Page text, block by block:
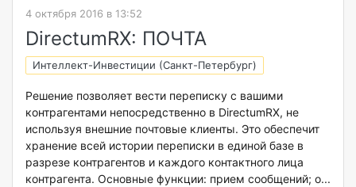
4 октября 2016 в 13:52
DirectumRX: ПОЧТА
Интеллект-Инвестиции (Санкт-Петербург)
Решение позволяет вести переписку с вашими
контрагентами непосредственно в DirectumRX, не
используя внешние почтовые клиенты. Это обеспечит
хранение всей истории переписки в единой базе в
разрезе контрагентов и каждого контактного лица
контрагента. Основные функции: прием сообщений; о...